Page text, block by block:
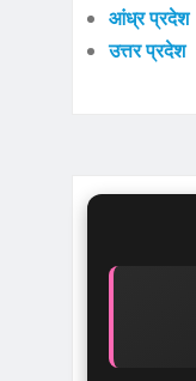
आंध्र प्रदेश
उत्तर प्रदेश